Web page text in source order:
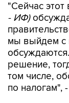
"Сейчас этот
- ИФ)
мы выйдем с
решение,
том числе,
по налогам",